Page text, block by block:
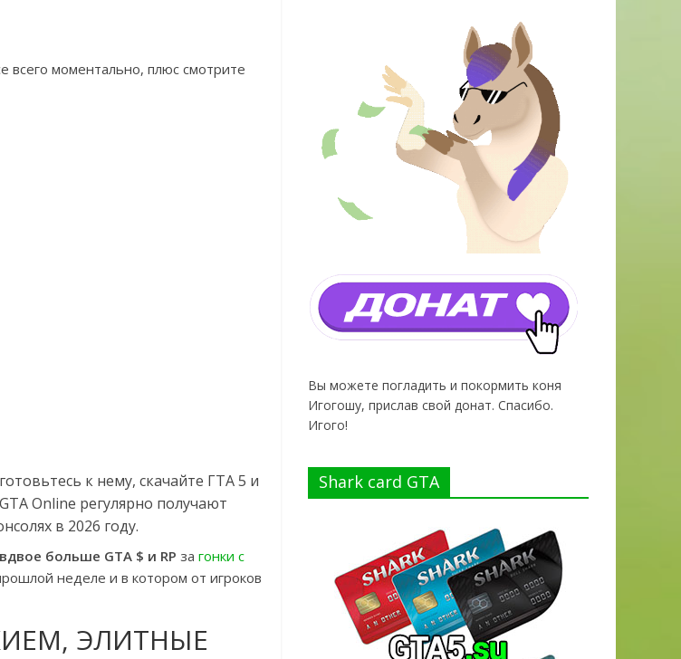
всего моментально, плюс смотрите
к нему, скачайте ГТА 5 и
Online регулярно получают
в 2026 году.
вдвое больше GTA $ и RP за гонки с
неделе и в котором от игроков
ЭЛИТНЫЕ
Вы можете погладить и покормить коня
Игогошу, прислав свой донат. Спасибо.
Игого!
Shark card GTA